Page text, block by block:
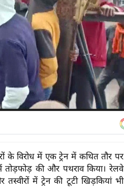
के विरोध में एक ट्रेन में कथित तौर पर
तोड़फोड़ की और पथराव किया। रेलवे
में ट्रेन की टूटी खिड़कियां भी